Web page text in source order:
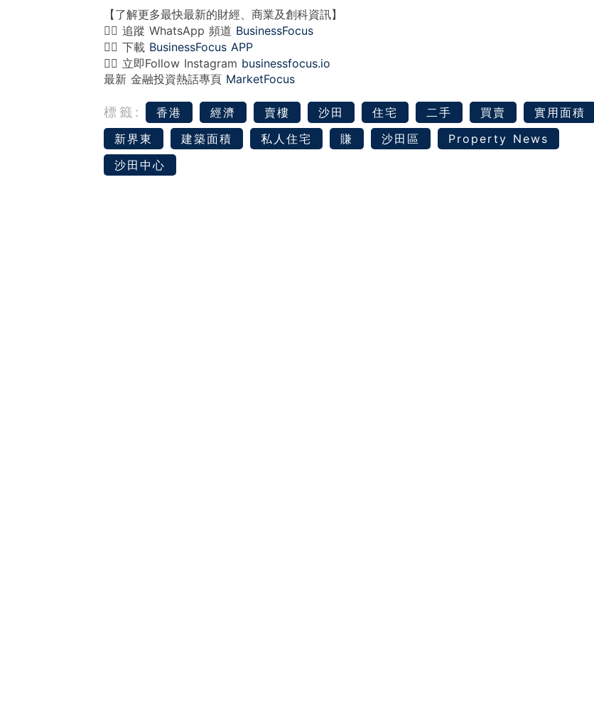
【了解更多最快最新的財經、商業及創科資訊】
👉🏻 追蹤 WhatsApp 頻道 BusinessFocus
👉🏻 下載 BusinessFocus APP
👉🏻 立即Follow Instagram businessfocus.io
最新 金融投資熱話專頁 MarketFocus
標籤: 香港 經濟 賣樓 沙田 住宅 二手 買賣
實用面積
新界東
建築面積 私人住宅 賺 沙田區
Property News
沙田中心